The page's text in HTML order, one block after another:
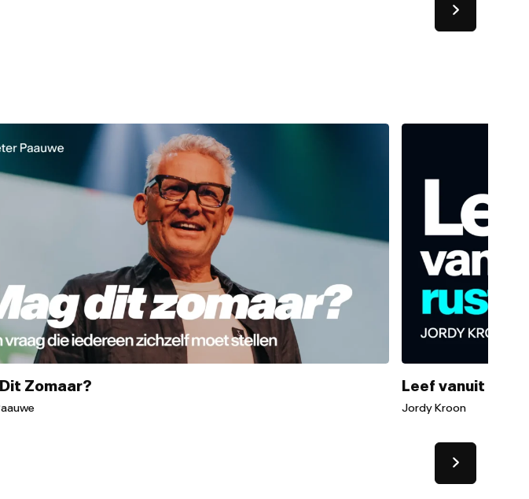
Zomaar? Leef vanuit de
Jordy Kroon